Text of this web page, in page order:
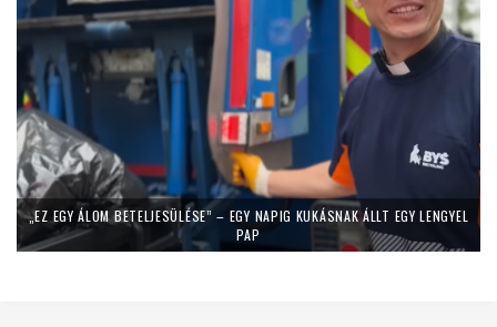
„EZ EGY ÁLOM BETELJESÜLÉSE” – EGY NAPIG KUKÁSNAK ÁLLT EGY LENGYEL
PAP